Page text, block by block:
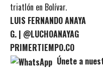
triatlón en Bolívar.
LUIS FERNANDO ANAYA
G. | @LUCHOANAYAG
PRIMERTIEMPO.CO
Únete a